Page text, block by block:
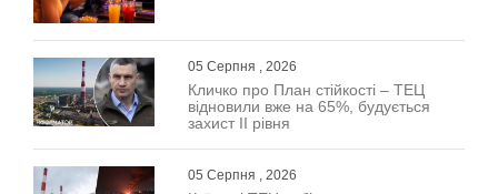
05 Серпня , 2026
Кличко про План стійкості – ТЕЦ
відновили вже на 65%, будується
захист ІІ рівня
05 Серпня , 2026